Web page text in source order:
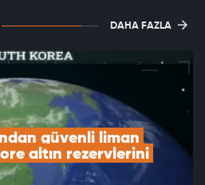
DAHA FAZLA
güvenli liman
altın rezervlerini